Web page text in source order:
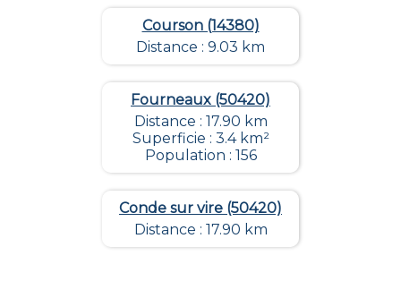
Courson (14380)
Distance : 9.03 km
Fourneaux (50420)
Distance : 17.90 km
Superficie : 3.4 km²
Population : 156
Conde sur vire (50420)
Distance : 17.90 km